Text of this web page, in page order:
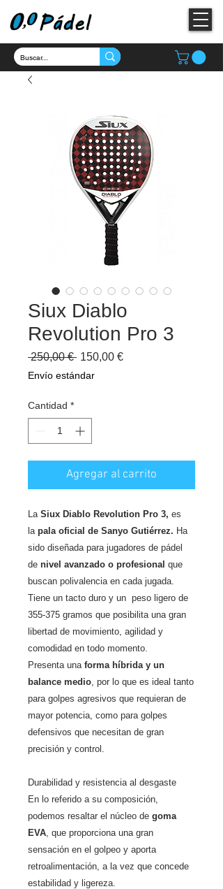
Siux Diablo
Revolution Pro 3
250,00 € Precio
150,00 €Precio
Envío estándar
Cantidad *
Agregar al carrito
La Siux Diablo Revolution Pro 3, es
lapala oficial de Sanyo Gutiérrez. Ha
sido diseñada para jugadores de pádel
de nivel avanzado o profesional que
buscan polivalencia en cada jugada.
Tiene un tacto duro y un peso ligero de
355-375 gramos que posibilita una gran
libertad de movimiento, agilidad y
comodidad en todo momento.
Presenta una forma híbrida y un
balance medio, por lo que es ideal tanto
para golpes agresivos que requieran de
mayor potencia, como para golpes
defensivos que necesitan de gran
precisión y control.
Durabilidad y resistencia al desgaste
En lo referido a su composición,
podemos resaltar el núcleo de goma
EVA, que proporciona una gran
sensación en el golpeo y aporta
retroalimentación, a la vez que concede
estabilidad y ligereza.